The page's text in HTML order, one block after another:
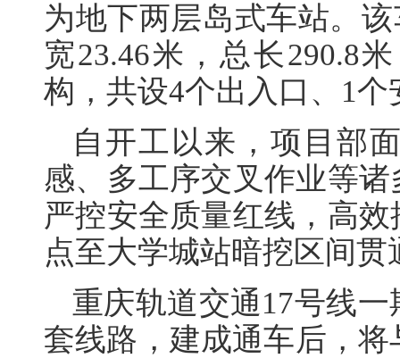
为地下两层岛式车站。
宽23.46米，总长290.8
构，共设4个出入口、1
自开工以来，项目部
感、多工序交叉作业等
严控安全质量红线，高
点至大学城站暗挖区间
重庆轨道交通17号线
套线路，建成通车后，